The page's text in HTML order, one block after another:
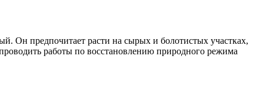
Он предпочитает расти на сырых и болотистых участках,
работы по восстановлению природного режима